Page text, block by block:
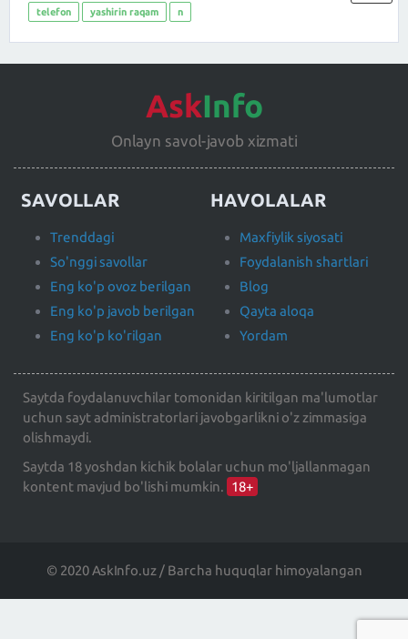
telefon yashirin raqam n
AskInfo
Onlayn savol-javob xizmati
SAVOLLAR
Trenddagi
So'nggi savollar
Eng ko'p ovoz berilgan
Eng ko'p javob berilgan
Eng ko'p ko'rilgan
HAVOLALAR
Maxfiylik siyosati
Foydalanish shartlari
Blog
Qayta aloqa
Yordam
Saytda foydalanuvchilar tomonidan kiritilgan ma'lumotlar
uchun sayt administratorlari javobgarlikni o'z zimmasiga
olishmaydi.
Saytda 18 yoshdan kichik bolalar uchun mo'ljallanmagan
kontent mavjud bo'lishi mumkin. 18+
© 2020 AskInfo.uz / Barcha huquqlar himoyalangan